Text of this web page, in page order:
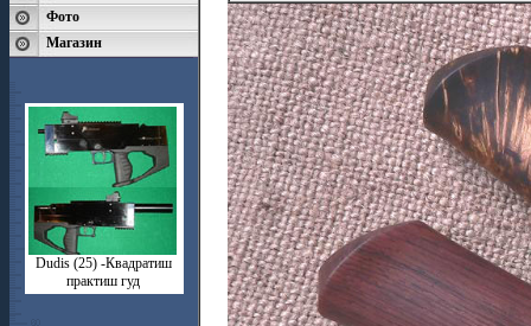
Фото
Магазин
Dudis (25) -Квадратиш
практиш гуд